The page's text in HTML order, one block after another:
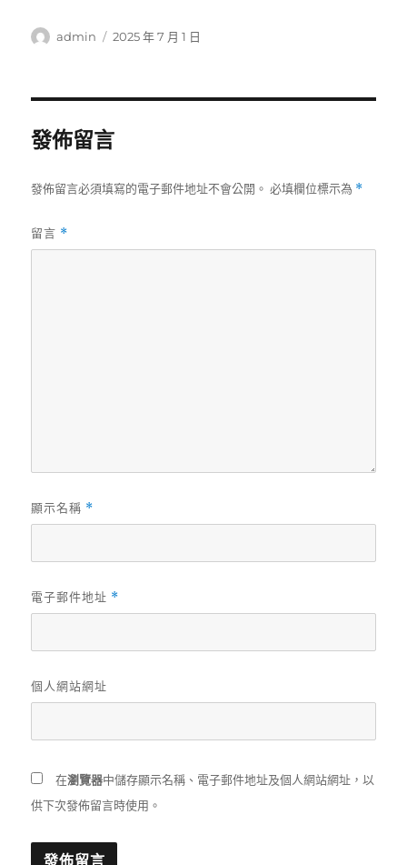
作
admin
發
2025 年 7 月 1 日
發佈留言
發佈留言必須填寫的電子郵件地址不會公開。 必填欄位標示為 *
留言 *
顯示名稱 *
電子郵件地址 *
個人網站網址
在瀏覽器中儲存顯示名稱、電子郵件地址及個人網站網址，以
供下次發佈留言時使用。